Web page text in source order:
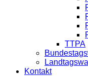
TTPA
Kontakt